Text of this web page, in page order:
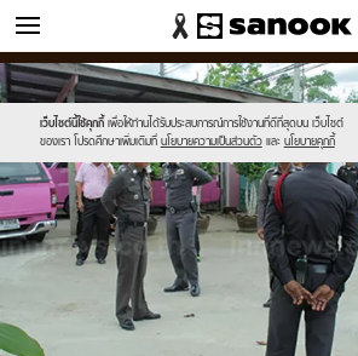
ข่าว
เว็บไซต์นี้ใช้คุกกี้ เพื่อให้ท่านได้รับประสบการณ์การใช้งานที่ดีที่สุดบน เว็บไซต์
ของเรา โปรดศึกษาเพิ่มเติมที่ นโยบายความเป็นส่วนตัว และ นโยบายคุกกี้
Sanook
//s.isanook.com/sr/0/images/logo-
new-
sanook.png
600
60
//s.isanook.com/ns/0/ud/361/1809470/623726-
01.jpg